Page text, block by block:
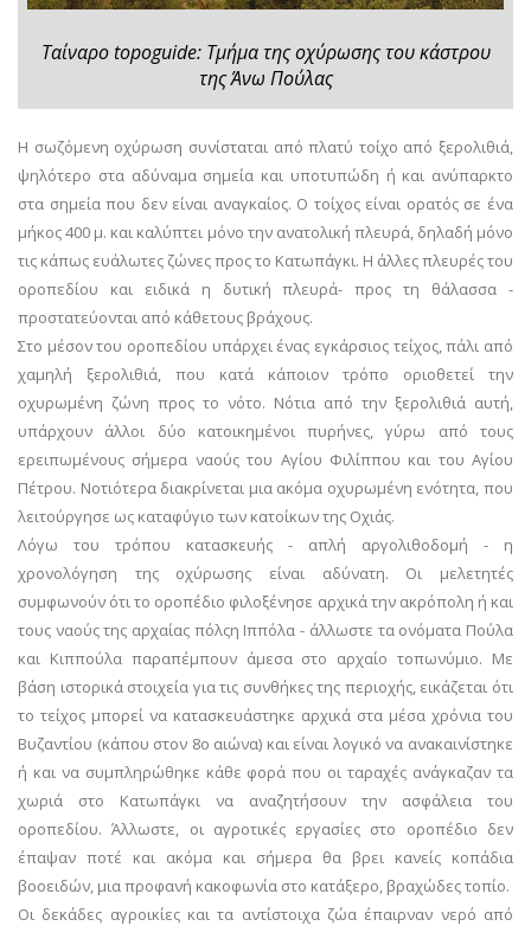
Ταίναρο topoguide: Τμήμα της οχύρωσης του κάστρου
της Άνω Πούλας
Η σωζόμενη οχύρωση συνίσταται από πλατύ τοίχο από ξερολιθιά,
ψηλότερο στα αδύναμα σημεία και υποτυπώδη ή και ανύπαρκτο
στα σημεία που δεν είναι αναγκαίος. Ο τοίχος είναι ορατός σε ένα
μήκος 400 μ. και καλύπτει μόνο την ανατολική πλευρά, δηλαδή μόνο
τις κάπως ευάλωτες ζώνες προς το Κατωπάγκι. Η άλλες πλευρές του
οροπεδίου και ειδικά η δυτική πλευρά- προς τη θάλασσα -
προστατεύονται από κάθετους βράχους.
Στο μέσον του οροπεδίου υπάρχει ένας εγκάρσιος τείχος, πάλι από
χαμηλή ξερολιθιά, που κατά κάποιον τρόπο οριοθετεί την
οχυρωμένη ζώνη προς το νότο. Νότια από την ξερολιθιά αυτή,
υπάρχουν άλλοι δύο κατοικημένοι πυρήνες, γύρω από τους
ερειπωμένους σήμερα ναούς του Αγίου Φιλίππου και του Αγίου
Πέτρου. Νοτιότερα διακρίνεται μια ακόμα οχυρωμένη ενότητα, που
λειτούργησε ως καταφύγιο των κατοίκων της Οχιάς.
Λόγω του τρόπου κατασκευής - απλή αργολιθοδομή - η
χρονολόγηση της οχύρωσης είναι αδύνατη. Οι μελετητές
συμφωνούν ότι το οροπέδιο φιλοξένησε αρχικά την ακρόπολη ή και
τους ναούς της αρχαίας πόλςη Ιππόλα - άλλωστε τα ονόματα Πούλα
και Κιππούλα παραπέμπουν άμεσα στο αρχαίο τοπωνύμιο. Με
βάση ιστορικά στοιχεία για τις συνθήκες της περιοχής, εικάζεται ότι
το τείχος μπορεί να κατασκευάστηκε αρχικά στα μέσα χρόνια του
Βυζαντίου (κάπου στον 8ο αιώνα) και είναι λογικό να ανακαινίστηκε
ή και να συμπληρώθηκε κάθε φορά που οι ταραχές ανάγκαζαν τα
χωριά στο Κατωπάγκι να αναζητήσουν την ασφάλεια του
οροπεδίου. Άλλωστε, οι αγροτικές εργασίες στο οροπέδιο δεν
έπαψαν ποτέ και ακόμα και σήμερα θα βρει κανείς κοπάδια
βοοειδών, μια προφανή κακοφωνία στο κατάξερο, βραχώδες τοπίο.
Οι δεκάδες αγροικίες και τα αντίστοιχα ζώα έπαιρναν νερό από